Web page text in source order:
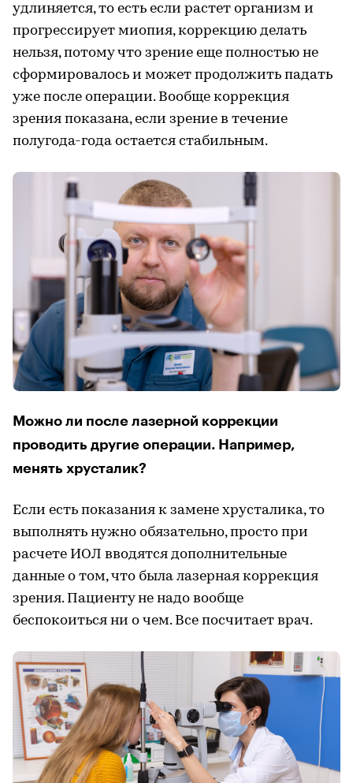
удлиняется, то есть если растет организм и
прогрессирует миопия, коррекцию делать
нельзя, потому что зрение еще полностью не
сформировалось и может продолжить падать
уже после операции. Вообще коррекция
зрения показана, если зрение в течение
полугода-года остается стабильным.
Можно ли после лазерной коррекции
проводить другие операции. Например,
менять хрусталик?
Если есть показания к замене хрусталика, то
выполнять нужно обязательно, просто при
расчете ИОЛ вводятся дополнительные
данные о том, что была лазерная коррекция
зрения. Пациенту не надо вообще
беспокоиться ни о чем. Все посчитает врач.